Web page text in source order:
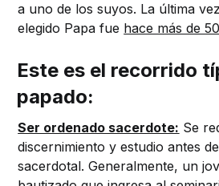
a uno de los suyos. La última
elegido Papa fue hace más de
Este es el recorrido
papado:
Ser ordenado sacerdote: Se
discernimiento y estudio antes
sacerdotal. Generalmente, un